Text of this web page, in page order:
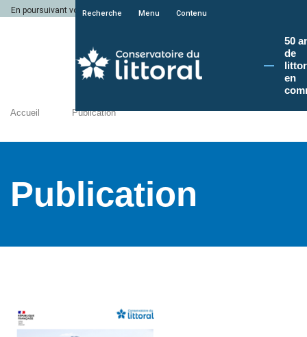
En poursuivant votre navigation sur le site du Conservatoire du littoral, vous
Recherche Menu Contenu
50
de
en
Accueil Publication
Publication